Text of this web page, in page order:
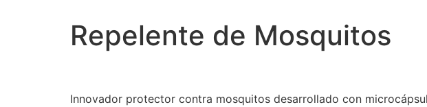
Repelente de Mosquitos
Innovador protector contra mosquitos desarrollado con